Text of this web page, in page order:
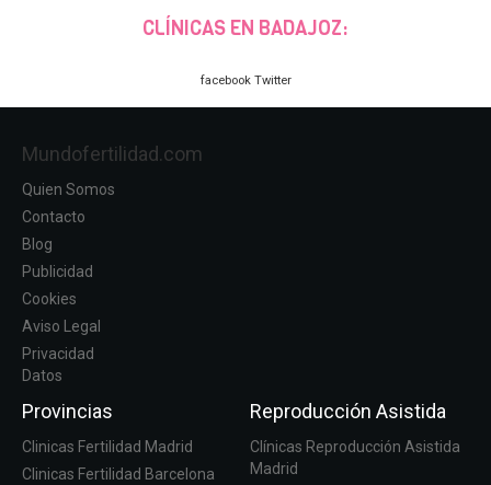
CLÍNICAS EN BADAJOZ:
facebook Twitter
Mundofertilidad.com
Quien Somos
Contacto
Blog
Publicidad
Cookies
Aviso Legal
Privacidad
Datos
Provincias
Clinicas Fertilidad Madrid
Clinicas Fertilidad Barcelona
Reproducción Asistida
Clínicas Reproducción Asistida
Madrid